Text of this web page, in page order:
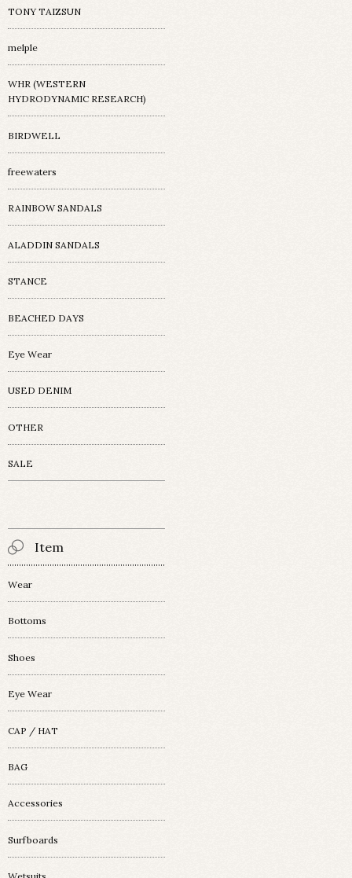
TONY TAIZSUN
melple
WHR (WESTERN
HYDRODYNAMIC RESEARCH)
BIRDWELL
freewaters
RAINBOW SANDALS
ALADDIN SANDALS
STANCE
BEACHED DAYS
Eye Wear
USED DENIM
OTHER
SALE
Item
Wear
Bottoms
Shoes
Eye Wear
CAP / HAT
BAG
Accessories
Surfboards